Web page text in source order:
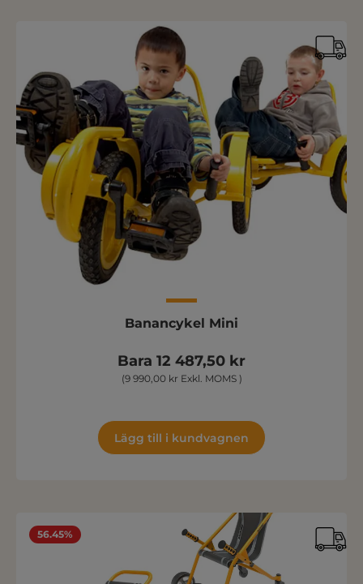
Banancykel Mini
Bara 12 487,50 kr
(9 990,00 kr Exkl. MOMS )
Lägg till i kundvagnen
56.45%